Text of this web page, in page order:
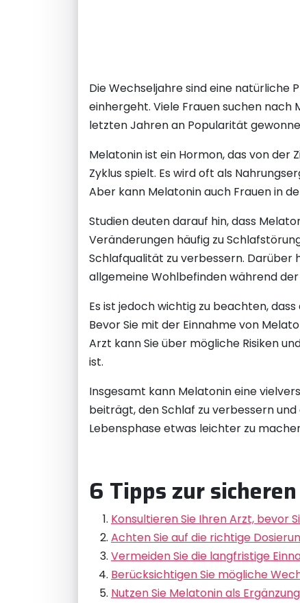
Die Wechseljahre sind eine natürliche
einhergeht. Viele Frauen suchen nach
letzten Jahren an Popularität
Melatonin ist ein Hormon, das von der
Zyklus spielt. Es wird oft als
Aber kann Melatonin auch Frauen in
Studien deuten darauf hin, dass
Veränderungen häufig zu
Schlafqualität zu verbessern. Darüber
allgemeine Wohlbefinden während
Es ist jedoch wichtig zu beachten,
Bevor Sie mit der Einnahme von
Arzt kann Sie über mögliche Risiken
ist.
Insgesamt kann Melatonin eine
beiträgt, den Schlaf zu verbessern
Lebensphase etwas leichter zu
6 Tipps zur
Konsultieren Sie Ihren Arzt, bevor
Achten Sie auf die richtige
Vermeiden Sie die langfristige
Berücksichtigen Sie mögliche
Nutzen Sie Melatonin als